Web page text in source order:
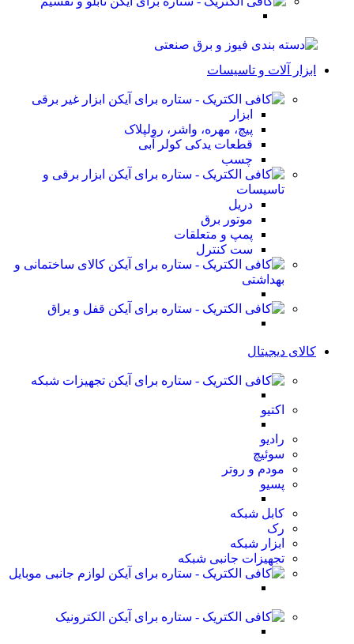
ابزار آلات و تاسیسات
ابزار غیر برقی
ابزار
پیچ، مهره، واشر، رولپلاک
قطعات یدکی کولر آبی
چسب
ابزار برقی و
تاسیسات
دریل
موتور برق
پمپ و متعلقات
ست کنترل
کالای ساختمانی و
بهداشتی
قفل و یراق
کالای دیجیتال
تجهیزات شبکه
اکتیو
رادیو
سوئیچ
مودم و روتر
پسیو
کابل شبکه
رک
ابزار شبکه
تجهیزات جانبی شبکه
لوازم جانبی موبایل
الکترونیک